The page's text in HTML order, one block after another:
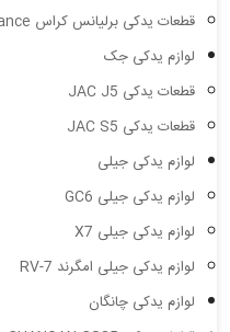
قطعات یدکی برلیانس کراس Brilliance
لوازم یدکی جک
قطعات یدکی JAC J5
قطعات یدکی JAC S5
لوازم یدکی جیلی
لوازم یدکی جیلی GC6
لوازم یدکی جیلی X7
لوازم یدکی جیلی امگرند RV-7
لوازم یدکی چانگان